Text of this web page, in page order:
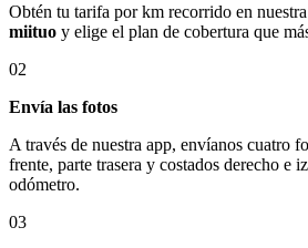
Obtén tu tarifa por km recorrido en
miituo y elige el plan de cobertura que
02
Envía las fotos
A través de nuestra app, envíanos cuatro
frente, parte trasera y costados derecho e
odómetro.
03